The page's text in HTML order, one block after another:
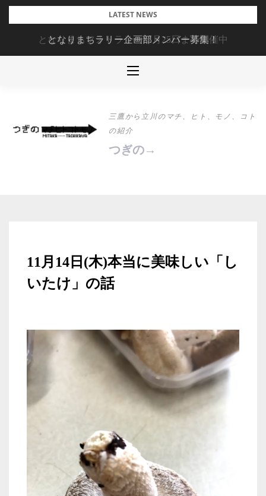
Skip
LATEST NEWS
となりまちフォトラリー12月25日まで開催中
となりまちラリー企画部メンバー募集！
三鷹から立川のマチ、ヒト、モノ、コト
の紹介
つぎの→
11月14日(木)本当に美味しい「し
いたけ」の話